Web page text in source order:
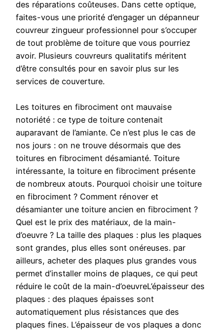
des réparations coûteuses. Dans cette optique,
faites-vous une priorité d’engager un dépanneur
couvreur zingueur professionnel pour s’occuper
de tout problème de toiture que vous pourriez
avoir. Plusieurs couvreurs qualitatifs méritent
d’être consultés pour en savoir plus sur les
services de couverture.
Les toitures en fibrociment ont mauvaise
notoriété : ce type de toiture contenait
auparavant de l’amiante. Ce n’est plus le cas de
nos jours : on ne trouve désormais que des
toitures en fibrociment désamianté. Toiture
intéressante, la toiture en fibrociment présente
de nombreux atouts. Pourquoi choisir une toiture
en fibrociment ? Comment rénover et
désamianter une toiture ancien en fibrociment ?
Quel est le prix des matériaux, de la main-
d’oeuvre ? La taille des plaques : plus les plaques
sont grandes, plus elles sont onéreuses. par
ailleurs, acheter des plaques plus grandes vous
permet d’installer moins de plaques, ce qui peut
réduire le coût de la main-d’oeuvreL’épaisseur des
plaques : des plaques épaisses sont
automatiquement plus résistances que des
plaques fines. L’épaisseur de vos plaques a donc